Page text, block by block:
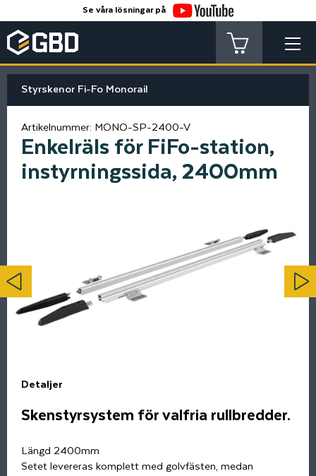
Se våra lösningar på
Styrskenor Fi-Fo Monorail
Artikelnummer: MONO-SP-2400-V
Enkelräls för FiFo-station,
instyrningssida, 2400mm
Detaljer
Skenstyrsystem för valfria rullbredder.
Längd 2400mm
Setet levereras komplett med golvfästen, medan